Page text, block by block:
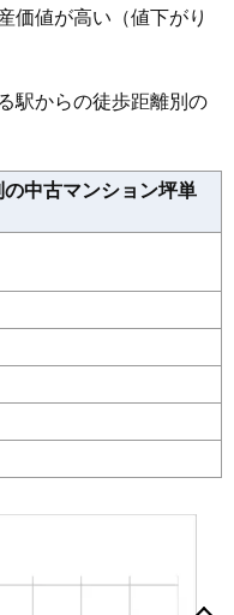
目駅（9分）
円
台駅（10分）、新宿駅
円
する
（7分）
価値が高い（値下がり
駅からの徒歩距離別の
中古マンション坪単